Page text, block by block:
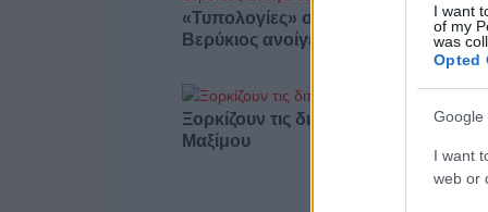
I want
of my
was
Opted
Google
I want
web or
«Τυπολογίες» στο YouTube: Ο
Βερύκιος ανοίγει τα χαρτιά του –
Ξορκίζουν τις διπλές εκλογές στο
Μαξίμου